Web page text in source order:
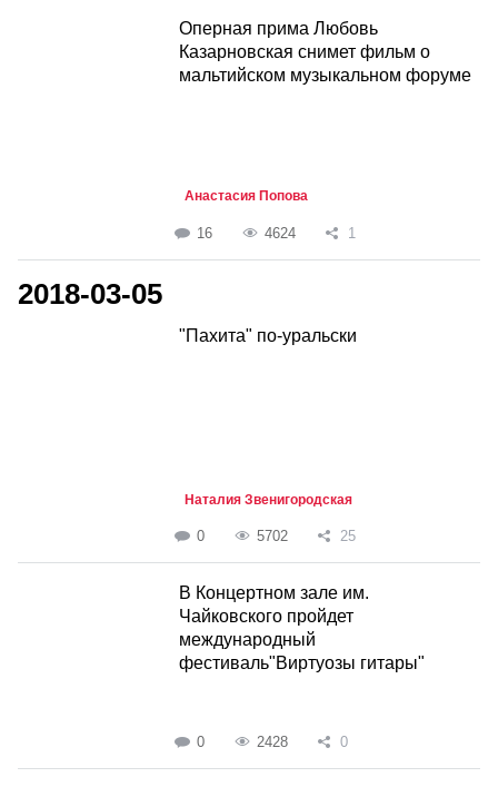
Оперная прима Любовь
Казарновская снимет фильм о
мальтийском музыкальном форуме
Анастасия Попова
16 4624 1
2018-03-05
"Пахита" по-уральски
Наталия Звенигородская
0 5702 25
В Концертном зале им.
Чайковского пройдет
международный
фестиваль"Виртуозы гитары"
0 2428 0